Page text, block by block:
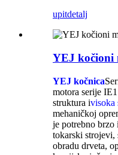
upitdetalj
YEJ kočioni
YEJ kočnica
motora serije
struktura ivisoka
mehaničkoj
je potrebno brzo
tokarski strojevi,
obradu drveta,